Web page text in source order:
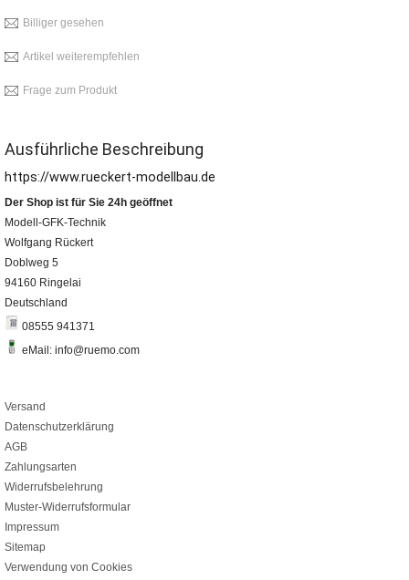
Billiger gesehen
Artikel weiterempfehlen
Frage zum Produkt
Ausführliche Beschreibung
https://www.rueckert-modellbau.de
Der Shop ist für Sie 24h geöffnet
Modell-GFK-Technik
Wolfgang Rückert
Doblweg 5
94160 Ringelai
Deutschland
08555 941371
eMail: info@ruemo.com
Versand
Datenschutzerklärung
AGB
Zahlungsarten
Widerrufsbelehrung
Muster-Widerrufsformular
Impressum
Sitemap
Verwendung von Cookies